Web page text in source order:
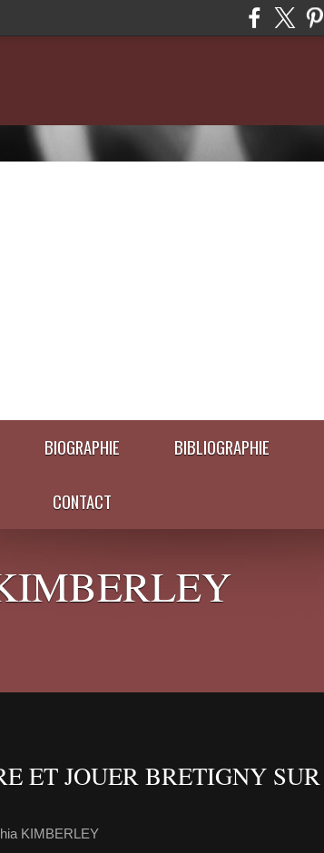
BIOGRAPHIE BIBLIOGRAPHIE
CONTACT
ET JOUER BRETIGNY SUR
KIMBERLEY